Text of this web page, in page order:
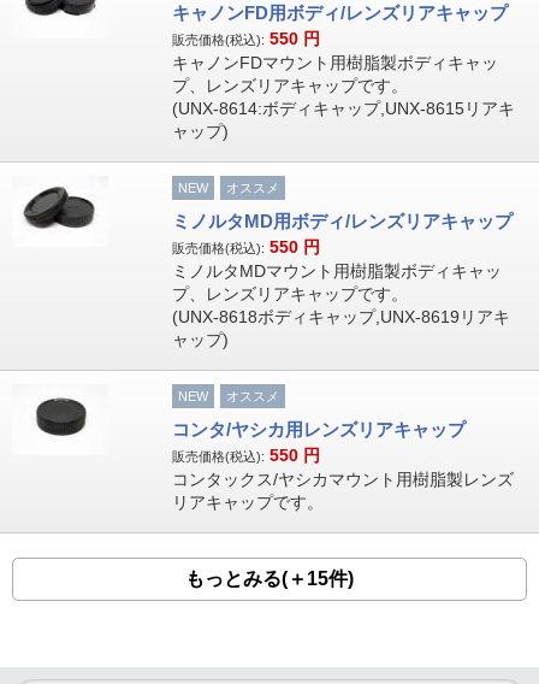
キャノンFD用ボディ/レンズリアキャップ
販売価格(税込): 550 円
キャノンFDマウント用樹脂製ボディキャッ
プ、レンズリアキャップです。
(UNX-8614:ボディキャップ,UNX-8615リアキ
ャップ)
NEW オススメ
ミノルタMD用ボディ/レンズリアキャップ
販売価格(税込): 550 円
ミノルタMDマウント用樹脂製ボディキャッ
プ、レンズリアキャップです。
(UNX-8618ボディキャップ,UNX-8619リアキ
ャップ)
NEW オススメ
コンタ/ヤシカ用レンズリアキャップ
販売価格(税込): 550 円
コンタックス/ヤシカマウント用樹脂製レンズ
リアキャップです。
もっとみる(＋15件)